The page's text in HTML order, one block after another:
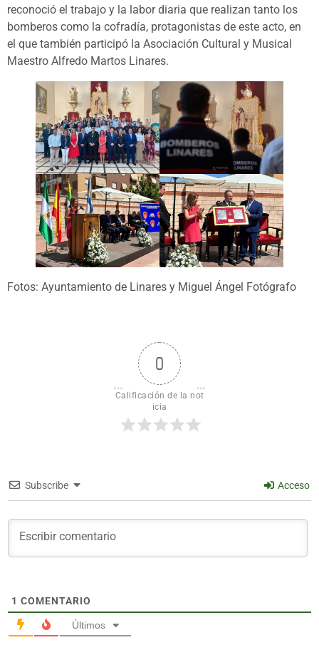
reconoció el trabajo y la labor diaria que realizan tanto los
bomberos como la cofradía, protagonistas de este acto, en
el que también participó la Asociación Cultural y Musical
Maestro Alfredo Martos Linares.
Fotos: Ayuntamiento de Linares y Miguel Ángel Fotógrafo
0
Calificación de la not
icia
Subscribe Acceso
1 COMENTARIO
Últimos